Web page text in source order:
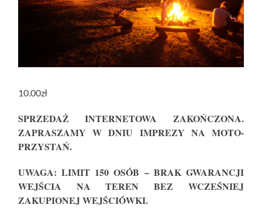
10.00zł
SPRZEDAŻ INTERNETOWA ZAKOŃCZONA.
ZAPRASZAMY W DNIU IMPREZY NA MOTO-
PRZYSTAŃ.
UWAGA: LIMIT 150 OSÓB – BRAK GWARANCJI
WEJŚCIA NA TEREN BEZ WCZEŚNIEJ
ZAKUPIONEJ WEJŚCIÓWKI.